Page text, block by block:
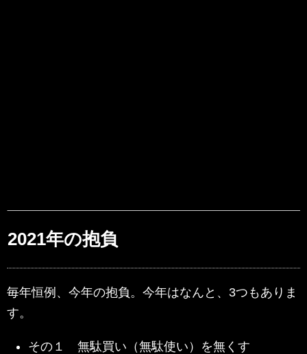
2021年の抱負
毎年恒例、今年の抱負。今年はなんと、3つもありま
す。
その１ 無駄買い（無駄使い）を無くす